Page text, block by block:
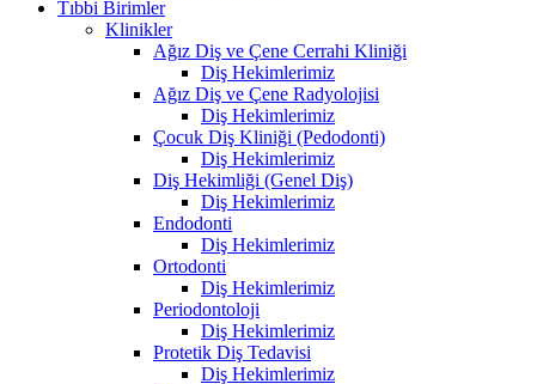
Tıbbi Birimler
Klinikler
Ağız Diş ve Çene Cerrahi Kliniği
Diş Hekimlerimiz
Ağız Diş ve Çene Radyolojisi
Diş Hekimlerimiz
Çocuk Diş Kliniği (Pedodonti)
Diş Hekimlerimiz
Diş Hekimliği (Genel Diş)
Diş Hekimlerimiz
Endodonti
Diş Hekimlerimiz
Ortodonti
Diş Hekimlerimiz
Periodontoloji
Diş Hekimlerimiz
Protetik Diş Tedavisi
Diş Hekimlerimiz